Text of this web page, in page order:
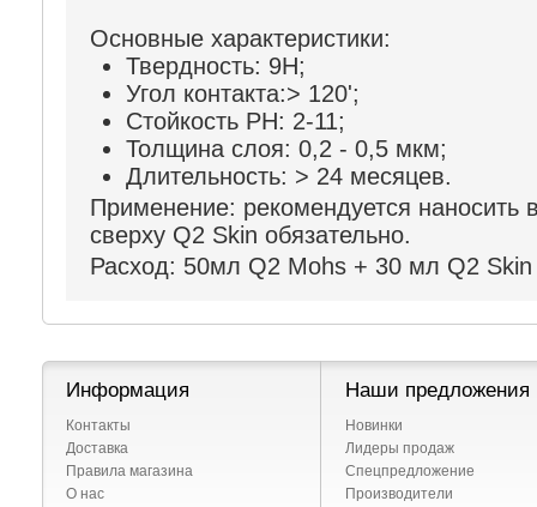
Основные характеристики:
Твердность: 9H;
Угол контакта:> 120';
Стойкость PH: 2-11;
Толщина слоя: 0,2 - 0,5 мкм;
Длительность: > 24 месяцев.
Применение: рекомендуется наносить
сверху Q2 Skin обязательно.
Расход: 50мл Q2 Mohs + 30 мл Q2
Информация
Контакты
Доставка
Правила магазина
О нас
Наши предложения
Новинки
Лидеры продаж
Спецпредложение
Производители